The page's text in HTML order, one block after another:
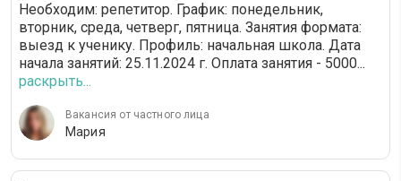
Необходим: репетитор. График: понедельник,
вторник, среда, четверг, пятница. Занятия формата:
выезд к ученику. Профиль: начальная школа. Дата
начала занятий: 25.11.2024 г. Оплата занятия - 5000...
раскрыть...
Вакансия от частного лица
Мария